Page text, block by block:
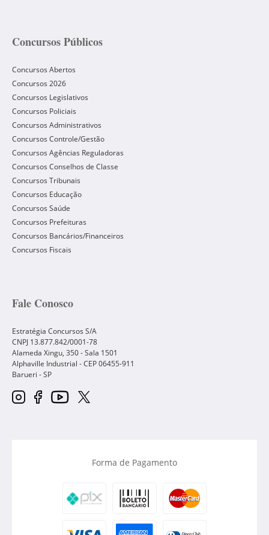
Concursos Públicos
Concursos Abertos
Concursos 2026
Concursos Legislativos
Concursos Policiais
Concursos Administrativos
Concursos Controle/Gestão
Concursos Agências Reguladoras
Concursos Conselhos de Classe
Concursos Tribunais
Concursos Educação
Concursos Saúde
Concursos Prefeituras
Concursos Bancários/Financeiros
Concursos Fiscais
Fale Conosco
Estratégia Concursos S/A
CNPJ 13.877.842/0001-78
Alameda Xingu, 350 - Sala 1501
Alphaville Industrial - CEP06455-911
Barueri -SP
Forma de Pagamento